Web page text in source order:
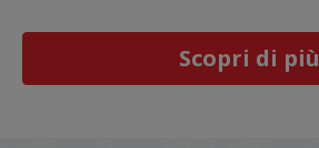
Scopri di più